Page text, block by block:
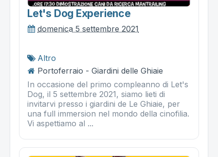
Let's Dog Experience
domenica 5 settembre 2021
Altro
Portoferraio - Giardini delle Ghiaie
In occasione del primo compleanno di Let's
Dog, il 5 settembre 2021, siamo lieti di
invitarvi presso i giardini de Le Ghiaie, per
una full immersion nel mondo della cinofilia.
Vi aspettiamo al ...